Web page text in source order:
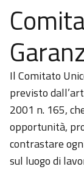
Linee
Guida
Comunicazione
Il Comitato
previsto
2001 n. 165,
opportunità,
contrastare
sul luogo di